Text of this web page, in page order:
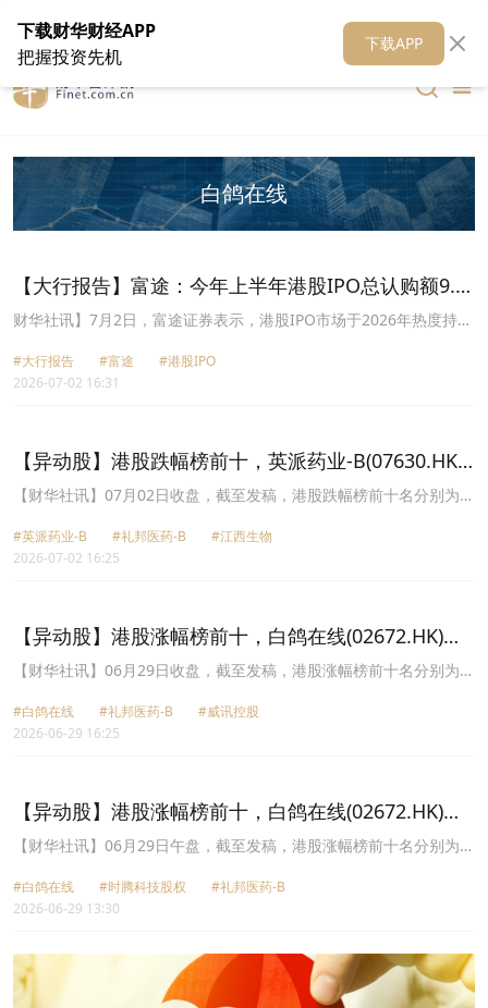
在线客服 关于我们 财华媒体矩阵 财华智库
白鸽在线
【大行报告】富途：今年上半年港股IPO总认购额9.3
万亿元 稳居市场第一
财华社讯】7月2日，富途证券表示，港股IPO市场于2026年热度持
日，今年上半年透过富途平台认购的84只港股IPO，总认购金额近9.3
万亿港元，70只新股买的份额超过100亿港元，当中更有36只突破千
金额占全市场近一半(47%)，位居市场第一，反映富途已成为投资者
参与港股IPO的重要渠道之一。此外，以2026年3月1日至5月29日期
间上市的新股为例，富途总平均获配额占全市场的40.3%。回顾上半
报，当中更有12只新股首日股价更飙升超过100%；九成半(95%)AI产
业链相关新股首日上市录得正回报，当中以光子计算晶片股曦智科
#大行报告 #富途
#港股IPO
2026-07-02 16:31
【异动股】港股跌幅榜前十，英派药业-B(07630.HK)
跌45.40%，礼邦医药-B(09637.HK)跌44.47%
【财华社讯】07月02日收盘，截至发稿，港股跌幅榜前十名分别为英
44.47%、江西生物(06915.HK)跌幅35.58%、森美控股(00756.HK)跌
幅32.14%、天辰生物-B(01779.HK)跌幅29.82%、鲟龙科技
康成-B(01228.HK)跌幅25.93%。
#英派药业-B #礼邦医药-B
#江西生物
2026-07-02 16:25
【异动股】港股涨幅榜前十，白鸽在线(02672.HK)涨
+367.95%，礼邦医药-B(09637.HK)涨+103.54%
【财华社讯】06月29日收盘，截至发稿，港股涨幅榜前十名分别为白
+103.54%、威讯控股(01087.HK)涨幅+55.34%、博维智慧
(01204.HK)涨幅+52.78%、海光芯正(01191.HK)涨幅+44.74%、康利
涨幅+27.45%、坤集团(00924.HK)涨幅+26.44%。
#白鸽在线 #礼邦医药-B
#威讯控股
2026-06-29 16:25
【异动股】港股涨幅榜前十，白鸽在线(02672.HK)涨
+318.91%，时腾科技股权(08569.HK)涨+154.55%
【财华社讯】06月29日午盘，截至发稿，港股涨幅榜前十名分别为白
+154.55%、礼邦医药-B(09637.HK)涨幅+98.94%、海光芯正
(01191.HK)涨幅+55.26%、药捷安康-B(02617.HK)涨幅+41.54%、天
+23.08%、卓悦控股(00653.HK)涨幅+21.43%、迅策(03317.HK)涨幅
+21.17%、基石控股(01592.HK)涨幅+20.65%。
#白鸽在线 #时腾科技股权
#礼邦医药-B
2026-06-29 13:30
下载财华财经APP
把握投资先机
下载APP